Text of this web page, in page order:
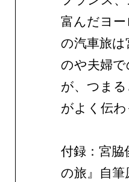
富んだヨ
の汽車旅
のや夫婦
が、つま
がよく伝わ
付録：宮脇
の旅』自筆